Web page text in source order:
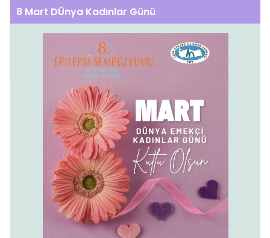
İletişim
Yayıncılık Politikaları
Editorial Policies
8 Mart DÜnya Kadınlar Günü